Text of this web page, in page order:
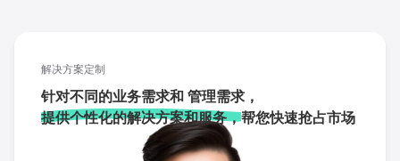
解决方案定制
针对不同的业务需求和 管理需求，
提供个性化的解决方案和服务，帮您快速抢占市场